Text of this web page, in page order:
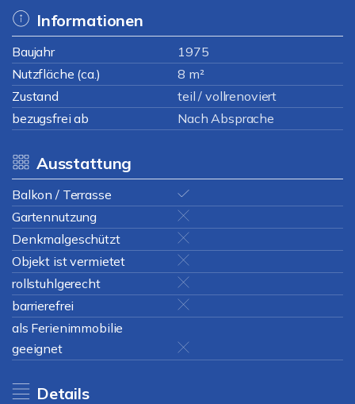
Informationen
Baujahr
1975
Nutzfläche (ca.)
8 m²
Zustand
teil / vollrenoviert
bezugsfrei ab
Nach Absprache
Ausstattung
Balkon / Terrasse
Gartennutzung
Denkmalgeschützt
Objekt ist vermietet
rollstuhlgerecht
barrierefrei
als Ferienimmobilie
geeignet
Details